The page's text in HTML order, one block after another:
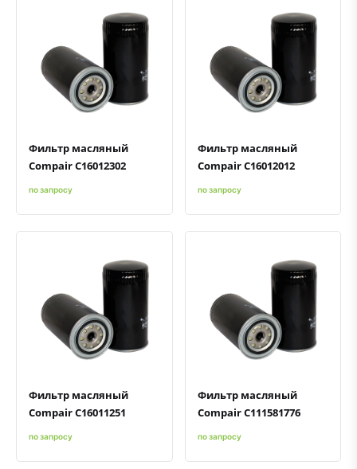
Быстрый просмотрДобавить к сравнению
Добавить в избранное
Фильтр масляный
Compair C16012302
по запросу
Быстрый просмотрДобавить к сравнению
Добавить в избранное
Фильтр масляный
Compair C16012012
по запросу
Быстрый просмотрДобавить к сравнению
Добавить в избранное
Фильтр масляный
Compair C16011251
по запросу
Быстрый просмотрДобавить к сравнению
Добавить в избранное
Фильтр масляный
Compair C111581776
по запросу